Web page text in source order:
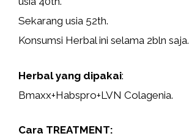
Sekarang usia 52th.
Konsumsi Herbal ini selama 2bln saja.
Herbal yang dipakai:
Bmaxx+Habspro+LVN Colagenia.
Cara TREATMENT: